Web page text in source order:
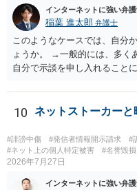
（例えば弁護団事件でマスコ
は、口外禁止の範囲を特定・
が、個人間の紛争で、合意後
自体が異常事態であって、相
設定しておく方が望ましい場
口外禁止条項は、違反した際
効果を発揮するといえます）。
インターネットに強い弁
稲葉 進太郎 弁護士
このようなケースでは、自分
ょうか。 →一般的には、多く
自分で示談を申し入れること
できる主張を展開するのが難
護士に依頼する経済的余裕が
意すべき点があれば教えてく
弁護士にご相談になるのが良
直接弁護士にご相談になるこ
10 ネットストーカーと
#誹謗中傷 #発信者情報開示請求
#
#ネット上の個人特定被害
#名誉毀損
2026年7月27日
インターネットに強い弁